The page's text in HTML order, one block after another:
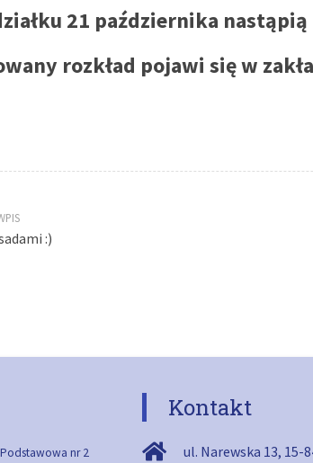
21 października
rozkład pojawi się w
:)
nr 2
Kontakt
ul. Narewska 13, 15-